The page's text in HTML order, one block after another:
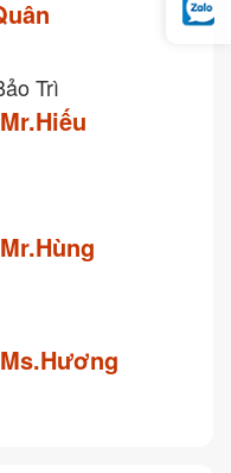
Trì
Mr.Hiếu
Mr.Hùng
Ms.Hương